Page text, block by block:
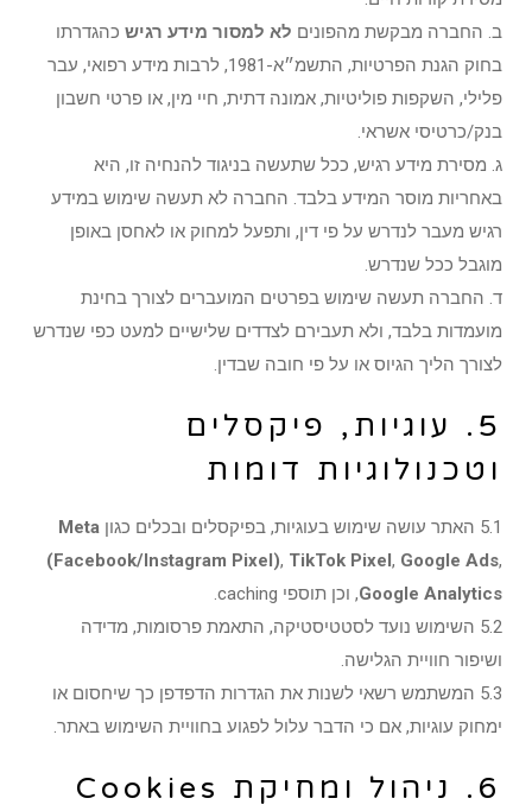
ב. החברה מבקשת מהפונים לא למסור מידע רגיש כהגדרתו
בחוק הגנת הפרטיות, התשמ״א-1981, לרבות מידע רפואי, עבר
פלילי, השקפות פוליטיות, אמונה דתית, חיי מין, או פרטי חשבון
בנק/כרטיסי אשראי.
ג. מסירת מידע רגיש, ככל שתעשה בניגוד להנחיה זו, היא
באחריות מוסר המידע בלבד. החברה לא תעשה שימוש במידע
רגיש מעבר לנדרש על פי דין, ותפעל למחוק או לאחסן באופן
מוגבל ככל שנדרש.
ד. החברה תעשה שימוש בפרטים המועברים לצורך בחינת
מועמדות בלבד, ולא תעבירם לצדדים שלישיים למעט כפי שנדרש
לצורך הליך הגיוס או על פי חובה שבדין.
5. עוגיות, פיקסלים
וטכנולוגיות דומות
5.1 האתר עושה שימוש בעוגיות, בפיקסלים ובכלים כגון
Meta
(Facebook/Instagram Pixel), TikTok Pixel, Google Ads,
Google Analytics, וכן תוספי caching.
5.2 השימוש נועד לסטטיסטיקה, התאמת פרסומות, מדידה
ושיפור חוויית הגלישה.
5.3 המשתמש רשאי לשנות את הגדרות הדפדפן כך שיחסום או
ימחוק עוגיות, אם כי הדבר עלול לפגוע בחוויית השימוש באתר.
6. ניהול ומחיקת Cookies